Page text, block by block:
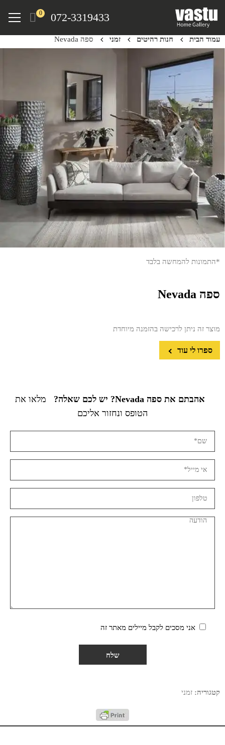
content
072-3319433
0
Menu
עמוד הבית חנות רהיטים זמני ספה Nevada
*התמונות להמחשה בלבד
ספה Nevada
מוצר זה ניתן לרכישה בהזמנה מיוחדת
ספרו לי עוד
אהבתם את ספה Nevada? יש לכם שאלה?
מלאו את
הטופס ונחזור אליכם
אני מסכים לקבל מיילים מאתר זה
קטגוריה: זמני